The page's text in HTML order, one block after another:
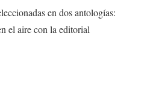
en dos antologías:
el aire con la editorial